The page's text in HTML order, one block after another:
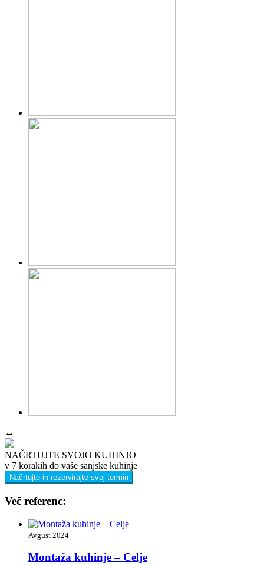
↔
NAČRTUJTE SVOJO KUHINJO
v 7 korakih do vaše sanjske kuhinje
Načrtujte in rezervirajte svoj termin
Več referenc:
Avgust 2024
Montaža kuhinje – Celje